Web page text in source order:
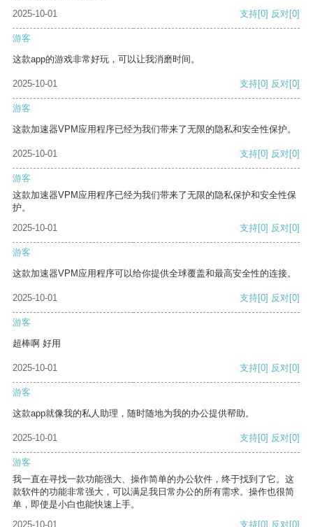
2025-10-01
支持[0] 反对[0]
游客
这款app的游戏非常好玩，可以让我消磨时间。
2025-10-01 支持[0] 反对[0]
游客
这款加速器VPM应用程序已经为我们带来了无限的隐私和安全性保护。
2025-10-01 支持[0] 反对[0]
游客
这款加速器VPM应用程序已经为我们带来了无限的隐私保护和安全性保
护。
2025-10-01
支持[0] 反对[0]
游客
这款加速器VPM应用程序可以给你提供全球覆盖和最高安全性的连接。
2025-10-01 支持[0] 反对[0]
游客
超棒啊 好用
2025-10-01 支持[0] 反对[0]
游客
这款app就像我的私人助理，随时随地为我的办公提供帮助。
2025-10-01 支持[0] 反对[0]
游客
我一直在寻找一款功能强大、操作简单的办公软件，终于找到了它。这
款软件的功能非常强大，可以满足我日常办公的所有需求。操作也很简
单，即使是小白也能快速上手。
2025-10-01
支持[0] 反对[0]